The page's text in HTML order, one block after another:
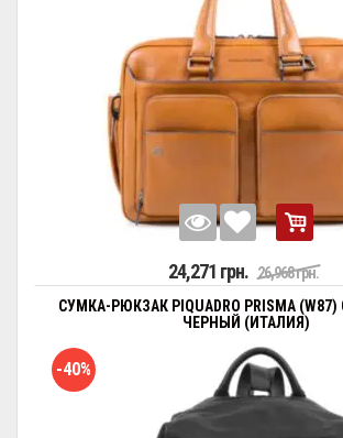
24,271 грн. 26,968 грн.
СУМКА-РЮКЗАК PIQUADRO PRISMA (W87)
ЧЕРНЫЙ (ИТАЛИЯ)
-40%